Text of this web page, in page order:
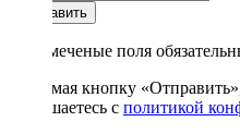
Отправить
* - отмеченые поля
Нажимая кнопку
соглашаетесь с политикой